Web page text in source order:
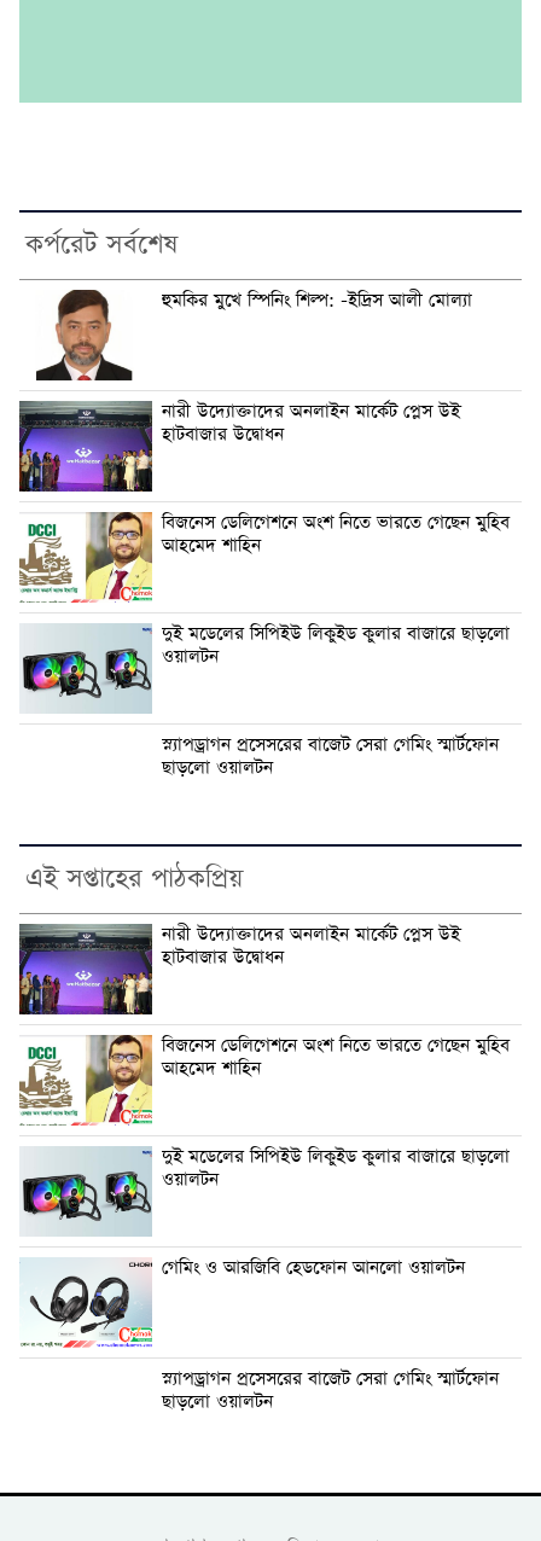
কর্পরেট সর্বশেষ
হুমকির মুখে স্পিনিং শিল্প: -ইদ্রিস আলী মোল্যা
নারী উদ্যোক্তাদের অনলাইন মার্কেট প্লেস উই
হাটবাজার উদ্বোধন
বিজনেস ডেলিগেশনে অংশ নিতে ভারতে গেছেন মুহিব
আহমেদ শাহিন
দুই মডেলের সিপিইউ লিকুইড কুলার বাজারে ছাড়লো
ওয়ালটন
স্ন্যাপড্রাগন প্রসেসরের বাজেট সেরা গেমিং স্মার্টফোন
ছাড়লো ওয়ালটন
এই সপ্তাহের পাঠকপ্রিয়
নারী উদ্যোক্তাদের অনলাইন মার্কেট প্লেস উই
হাটবাজার উদ্বোধন
বিজনেস ডেলিগেশনে অংশ নিতে ভারতে গেছেন মুহিব
আহমেদ শাহিন
দুই মডেলের সিপিইউ লিকুইড কুলার বাজারে ছাড়লো
ওয়ালটন
গেমিং ও আরজিবি হেডফোন আনলো ওয়ালটন
স্ন্যাপড্রাগন প্রসেসরের বাজেট সেরা গেমিং স্মার্টফোন
ছাড়লো ওয়ালটন